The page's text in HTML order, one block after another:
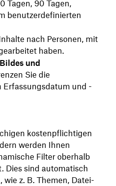
Tagen, 90 Tagen,
benutzerdefinierten
nach Personen, mit
haben.
und
Sie die
Erfassungsdatum und -
kostenpflichtigen
werden Ihnen
Filter oberhalb
Dies sind automatisch
z. B. Themen, Datei-